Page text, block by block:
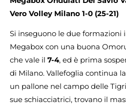
Vero Volley Milano 1-0 (25-21)
Si inseguono le due formazioni
Megabox con una buona
che vale il 7-4, ed è prima
di Milano. Vallefoglia continua
un pallone nel campo delle
sue schiacciatrici, trovano il